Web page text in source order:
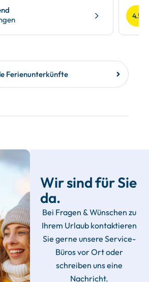
4.5
Ferienunterkünfte
Wir sind für Sie
da.
Bei Fragen & Wünschen zu
Ihrem Urlaub kontaktieren
Sie gerne unsere Service-
Büros vor Ort oder
schreiben uns eine
Nachricht.